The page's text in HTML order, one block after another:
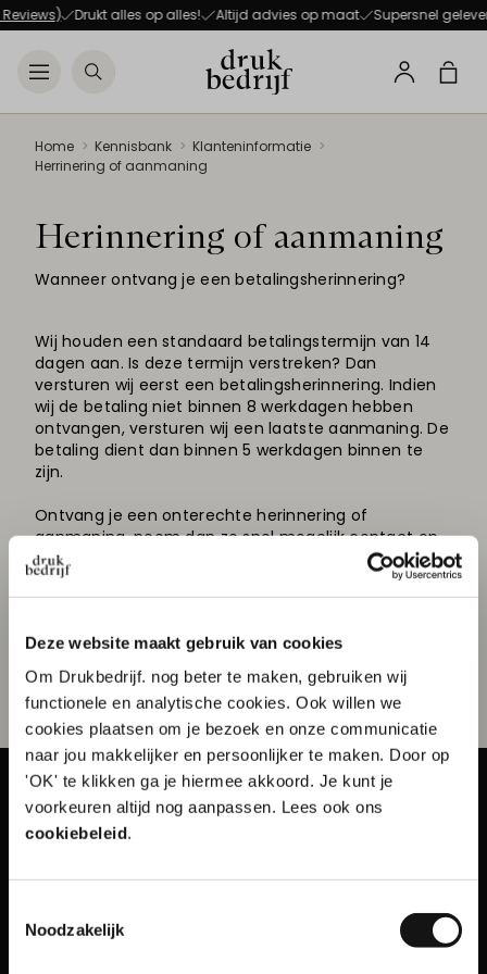
Deze website maakt gebruik van cookies
Om Drukbedrijf. nog beter te maken, gebruiken wij
functionele en analytische cookies. Ook willen we
cookies plaatsen om je bezoek en onze communicatie
naar jou makkelijker en persoonlijker te maken. Door op
'OK' te klikken ga je hiermee akkoord. Je kunt je
voorkeuren altijd nog aanpassen. Lees ook ons
cookiebeleid.
Noodzakelijk
Direct naar de
Direct naar de hoofdinhoud
Open menu
Zoeken
Profiel
Drukt alles op alles! Altijd advies op maat Supersnel
Home Kennisbank
Klanteninformatie
Herrinering of aanmaning
Herinnering of aanmaning
Wanneer ontvang je een betalingsherinnering?
Wij houden een standaard betalingstermijn van 14
dagen aan. Is deze termijn verstreken? Dan
versturen wij eerst een betalingsherinnering. Indien
wij de betaling niet binnen 8 werkdagen hebben
ontvangen, versturen wij een laatste aanmaning. De
betaling dient dan binnen 5 werkdagen binnen te
zijn.
Ontvang je een onterechte herinnering of
aanmaning, neem dan zo snel mogelijk contact op
met onze administratie
, of stuur een mail naar
admin@drukbedrijf.nl.
Contact opnemen
1114 AE Amsterdam
10% korting op je
eerste order?
Naam